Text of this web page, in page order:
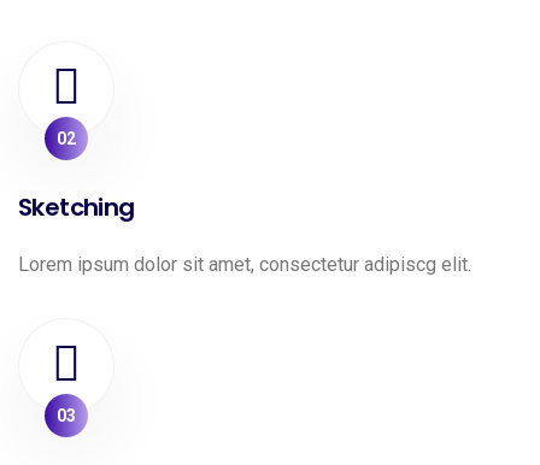
02
Sketching
Lorem ipsum dolor sit amet, consectetur adipiscg elit.
03